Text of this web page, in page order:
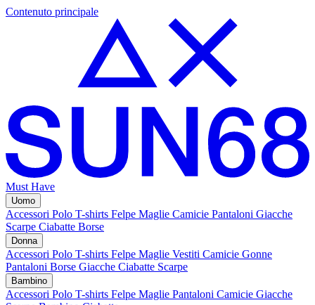
Contenuto principale
Must Have
Uomo
Accessori Polo T-shirts Felpe Maglie Camicie Pantaloni Giacche
Scarpe Ciabatte Borse
Donna
Accessori Polo T-shirts Felpe Maglie Vestiti Camicie Gonne
Pantaloni Borse Giacche Ciabatte Scarpe
Bambino
Accessori Polo T-shirts Felpe Maglie Pantaloni Camicie Giacche